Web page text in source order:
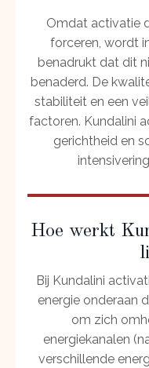
Omdat activatie
forceren, wordt
benadrukt dat dit
benaderd. De
stabiliteit en een
factoren. Kundalini
gerichtheid en
Hoe werkt
Bij Kundalini
energie onderaan
om zich
energiekanalen
verschillende